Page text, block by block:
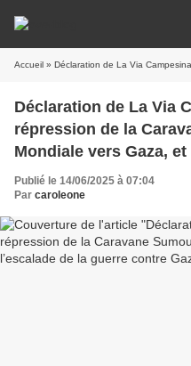
Accueil » Déclaration de La Via Campesina sur la répression de la Caravane
Déclaration de La Via
répression de la
Mondiale vers Gaza,
contre Gaza et la région
Publié le 14/06/2025 à 07:04
Par caroleone